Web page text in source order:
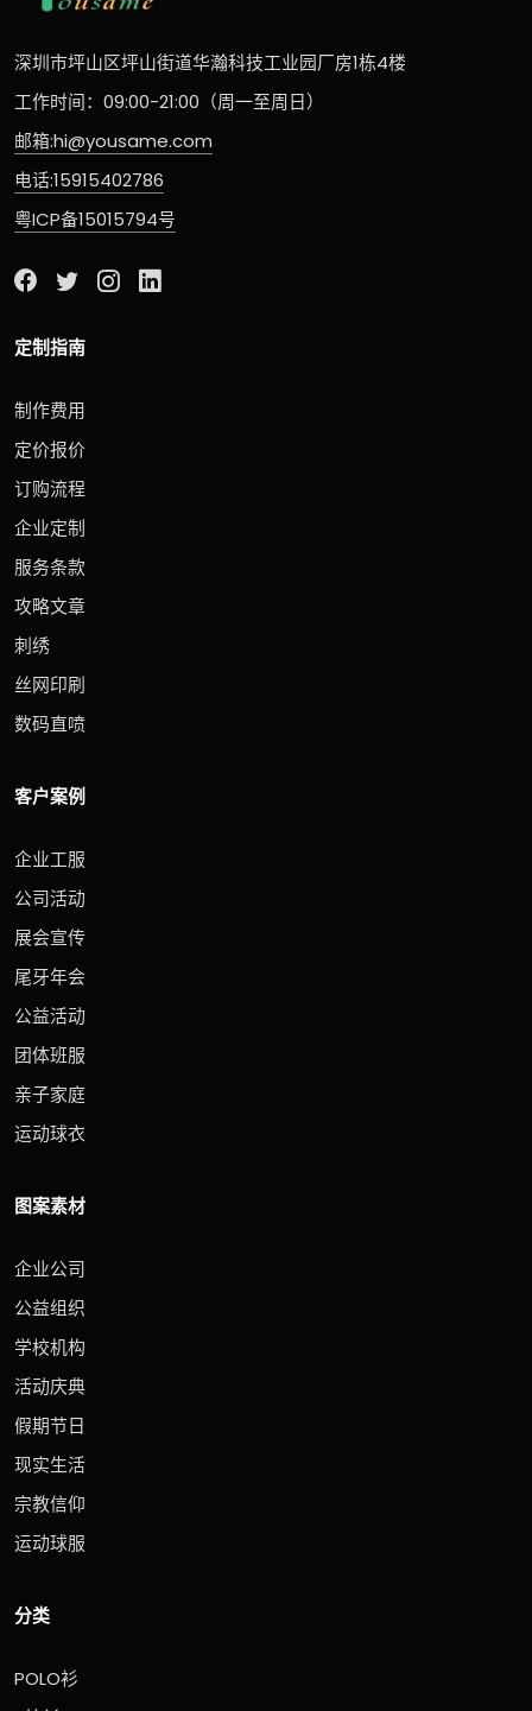
深圳市坪山区坪山街道华瀚科技工业园厂房1栋4楼
工作时间：09:00-21:00（周一至周日）
邮箱:hi@yousame.com
电话:15915402786
粤ICP备15015794号
定制指南
制作费用
定价报价
订购流程
企业定制
服务条款
攻略文章
刺绣
丝网印刷
数码直喷
客户案例
企业工服
公司活动
展会宣传
尾牙年会
公益活动
团体班服
亲子家庭
运动球衣
图案素材
企业公司
公益组织
学校机构
活动庆典
假期节日
现实生活
宗教信仰
运动球服
分类
POLO衫